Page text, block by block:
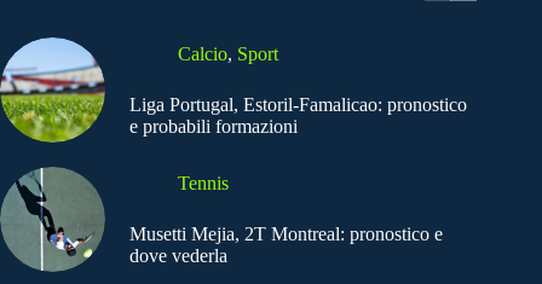
Calcio, Sport
Liga Portugal, Estoril-Famalicao: pronostico
e probabili formazioni
Tennis
Musetti Mejia, 2T Montreal: pronostico e
dove vederla